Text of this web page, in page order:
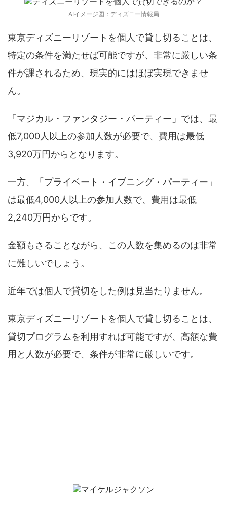
AIイメージ図：ディズニー情報局
東京ディズニーリゾートを個人で貸し切ることは、
特定の条件を満たせば可能ですが、非常に厳しい条
件が課されるため、現実的にはほぼ実現できませ
ん。
「マジカル・ファンタジー・パーティー」では、最
低7,000人以上の参加人数が必要で、費用は最低
3,920万円からとなります。
一方、「プライベート・イブニング・パーティー」
は最低4,000人以上の参加人数で、費用は最低
2,240万円からです。
金額もさることながら、この人数を集めるのは非常
に難しいでしょう。
近年では個人で貸切をした例は見当たりません。
東京ディズニーリゾートを個人で貸し切ることは、
貸切プログラムを利用すれば可能ですが、高額な費
用と人数が必要で、条件が非常に厳しいです。